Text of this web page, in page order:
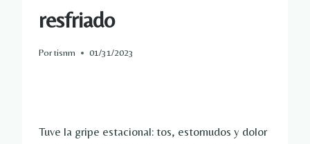
resfriado
Portisnm 01/31/2023
Tuve la gripe estacional: tos, estornudos y dolor